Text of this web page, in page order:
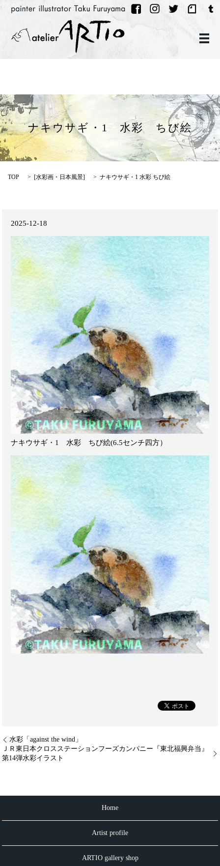
メ
ナキウサギ・1 水彩 ちび絵
TOP [水彩画・日本風景] ナキウサギ・1 水彩 ちび絵
2025-12-18
ナキウサギ・1 水彩 ちび絵(6.5センチ四方）
水彩「against the wind」
ＪＲ東日本クロスステーションフーズカンパニー『東北福興弁当』
第14弾水彩イラスト
Home
Artist profile
ARTIO gallery shop